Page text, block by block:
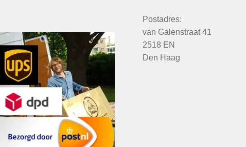
Postadres:
van Galenstraat 41
2518 EN
Den Haag